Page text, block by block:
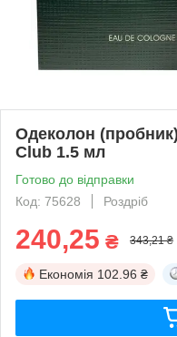
Одеколон
Club 1.5 мл
Готово до відправки
Код: 75628
Роздріб
240,25 ₴ 343,21 ₴
Економія 102.96 ₴